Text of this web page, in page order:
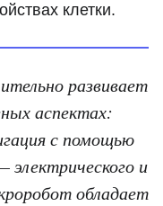
клетки.
развивает
аспектах:
с помощью
электрического и
обладает